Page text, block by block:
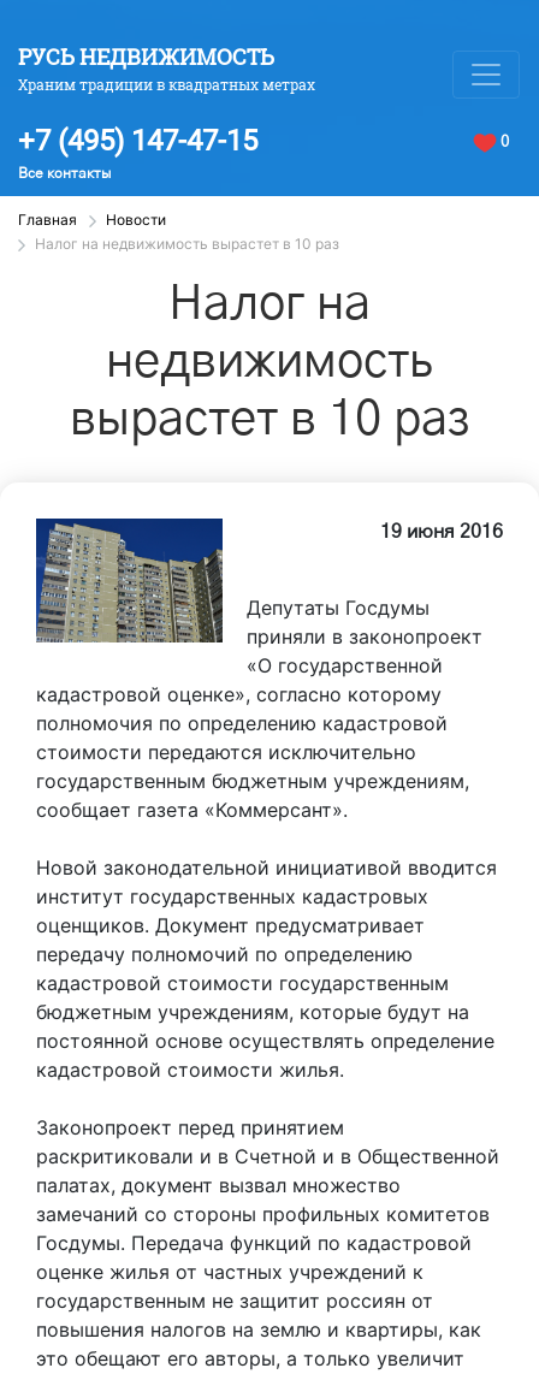
РУСЬ НЕДВИЖИМОСТЬ
Храним традиции в квадратных метрах
+7 (495) 147-47-15
Все контакты
0
Главная
Новости
Налог на недвижимость вырастет в 10 раз
Налог на
недвижимость
вырастет в 10 раз
19 июня 2016
Депутаты Госдумы
приняли в законопроект
«О государственной
кадастровой оценке», согласно которому
полномочия по определению кадастровой
стоимости передаются исключительно
государственным бюджетным учреждениям,
сообщает газета «Коммерсант».
Новой законодательной инициативой вводится
институт государственных кадастровых
оценщиков. Документ предусматривает
передачу полномочий по определению
кадастровой стоимости государственным
бюджетным учреждениям, которые будут на
постоянной основе осуществлять определение
кадастровой стоимости жилья.
Законопроект перед принятием
раскритиковали и в Счетной и в Общественной
палатах, документ вызвал множество
замечаний со стороны профильных комитетов
Госдумы. Передача функций по кадастровой
оценке жилья от частных учреждений к
государственным не защитит россиян от
повышения налогов на землю и квартиры, как
это обещают его авторы, а только увеличит